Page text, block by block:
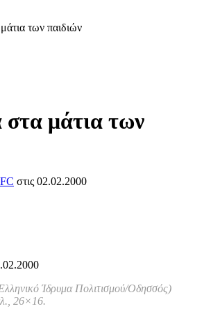
των παιδιών
μάτια των
στις 02.02.2000
Ίδρυμα Πολιτισμού/Οδησσός)
26×16.